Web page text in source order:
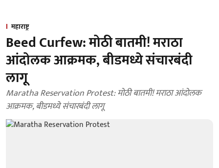
महाराष्ट्र
Beed Curfew: मोठी बातमी! मराठा
आंदोलक आक्रमक, बीडमध्ये संचारबंदी
लागू
Maratha Reservation Protest: मोठी बातमी! मराठा आंदोलक
आक्रमक, बीडमध्ये संचारबंदी लागू